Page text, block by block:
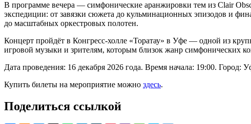
В программе вечера — симфонические аранжировки тем из Clair
экспедиции: от завязки сюжета до кульминационных эпизодов и
до масштабных оркестровых полотен.
Концерт пройдёт в Конгресс-холле «Торатау» в Уфе — одной из
игровой музыки и зрителям, которым близок жанр симфонических
Дата проведения: 16 декабря 2026 года. Время начала: 19:00. Город:
Купить билеты на мероприятие можно здесь.
Поделиться ссылкой